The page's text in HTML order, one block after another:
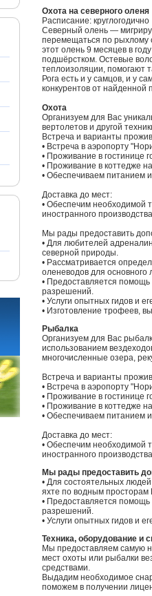
Охота на северного оленя
Расписание: круглогодично
Северный олень —
перемещаться по рыхлому
этот олень 9 месяцев в
подшёрстком. Остевые
теплоизоляции, помогают
Рога есть и у самцов, и у
конкурентов от найденной
Охота
Организуем для Вас
вертолетов и другой
Встреча и варианты
• Встреча в аэропорту
• Проживание в гостинице
• Проживание в коттедже
• Обеспечиваем питанием
Доставка до мест:
• Обеспечим необходимой
иностранного
Мы рады предоставить
• Для любителей
северной природы.
• Рассматривается
оленеводов для основного
• Предоставляется
разрешений.
• Услуги опытных гидов и
• Изготовление трофеев,
Рыбалка
Организуем для Вас
использованием
многочисленные озера,
Встреча и варианты
• Встреча в аэропорту
• Проживание в гостинице
• Проживание в коттедже
• Обеспечиваем питанием
Доставка до мест:
• Обеспечим необходимой
иностранного
Мы рады предоставить
• Для состоятельных
яхте по водным просторам
• Предоставляется
разрешений.
• Услуги опытных гидов и
Техника, оборудование и
Мы предоставляем самую
мест охоты или рыбалки
средствами.
Выдадим необходимое
поможем в получении